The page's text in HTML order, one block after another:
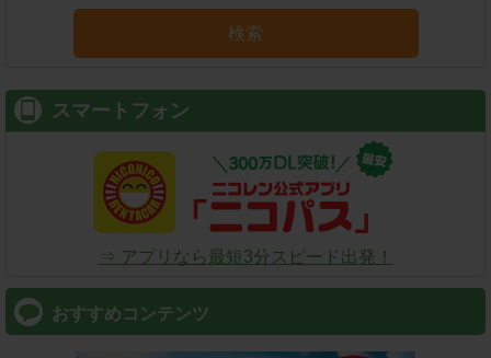
検索
スマートフォン
⇒ アプリなら最短3分スピード出発！
おすすめコンテンツ